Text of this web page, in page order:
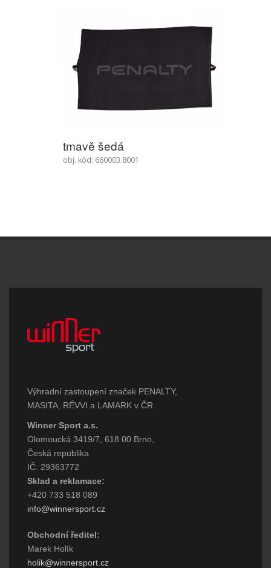
tmavě šedá
obj. kód: 660003.8001
Výhradní zastoupení značek PENALTY,
MASITA, RÉVVI a LAMARK v ČR.
Winner Sport a.s.
Olomoucká 3419/7, 618 00 Brno,
Česká republika
IČ: 29363772
Sklad a reklamace:
+420 733 518 089
info@winnersport.cz
Obchodní ředitel:
Marek Holík
holik@winnersport.cz